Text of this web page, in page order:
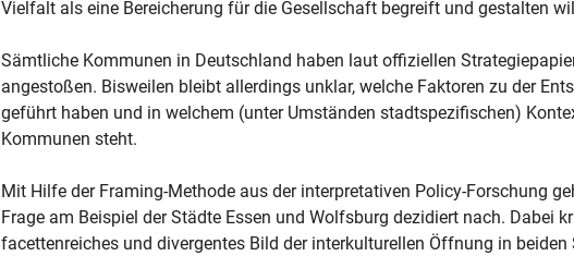
Vielfalt als eine Bereicherung für die Gesellschaft begreift und gestalten
Sämtliche Kommunen in Deutschland haben laut offiziellen
angestoßen. Bisweilen bleibt allerdings unklar, welche Faktoren zu der
geführt haben und in welchem (unter Umständen stadtspezifischen)
Kommunen steht.
Mit Hilfe der Framing-Methode aus der interpretativen Policy-Forschung
Frage am Beispiel der Städte Essen und Wolfsburg dezidiert nach. Dabei
facettenreiches und divergentes Bild der interkulturellen Öffnung in